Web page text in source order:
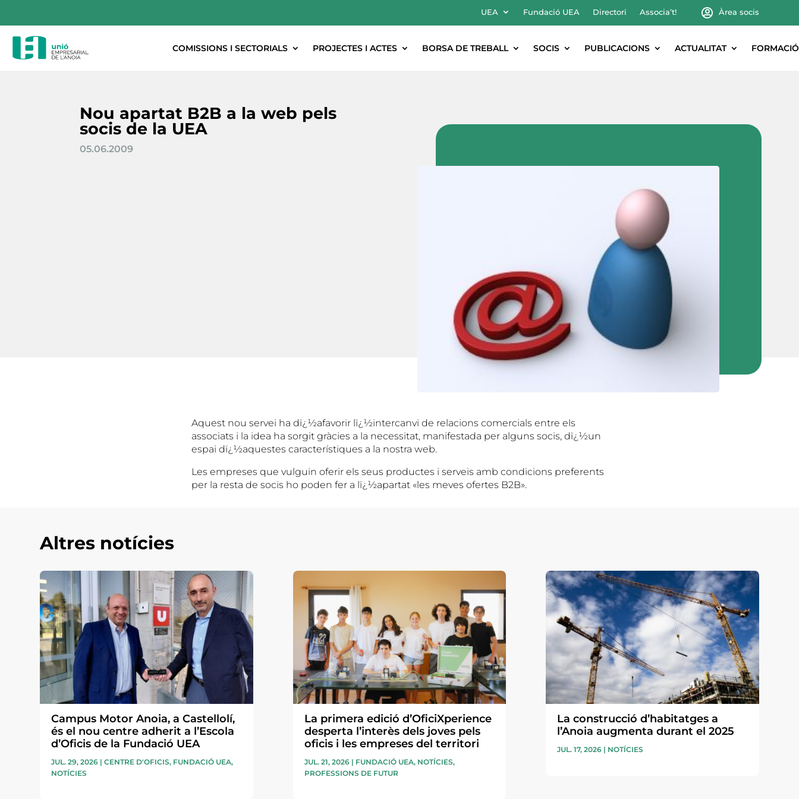
UEA Fundació UEA Directori Associa’t! Àrea socis
COMISSIONS I SECTORIALS PROJECTES I ACTES BORSA DE TREBALL SOCIS PUBLICACIONS ACTUALITAT FORMACIÓ
Nou apartat B2B a la web pels
socis de la UEA
05.06.2009
Aquest nou servei ha dï¿½afavorir lï¿½intercanvi de relacions comercials entre els
associats i la idea ha sorgit gràcies a la necessitat, manifestada per alguns socis, dï¿½un
espai dï¿½aquestes característiques a la nostra web.
Les empreses que vulguin oferir els seus productes i serveis amb condicions preferents
per la resta de socis ho poden fer a lï¿½apartat «les meves ofertes B2B».
Altres notícies
Campus Motor Anoia, a Castellolí,
és el nou centre adherit a l’Escola
d’Oficis de la Fundació UEA
JUL. 29, 2026 |CENTRE D'OFICIS, FUNDACIÓ UEA,
NOTÍCIES
La primera edició d’OficiXperience
desperta l’interès dels joves pels
oficis i les empreses del territori
JUL. 21, 2026| FUNDACIÓ UEA, NOTÍCIES,
PROFESSIONS DE FUTUR
La construcció d’habitatges a
l’Anoia augmenta durant el 2025
JUL. 17, 2026| NOTÍCIES